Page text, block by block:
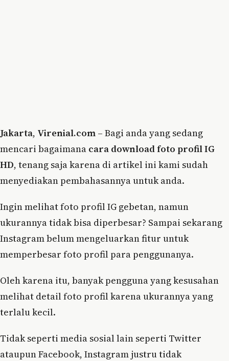
Jakarta, Virenial.com – Bagi anda yang sedang
mencari bagaimana cara download foto profil IG
HD, tenang saja karena di artikel ini kami sudah
menyediakan pembahasannya untuk anda.
Ingin melihat foto profil IG gebetan, namun
ukurannya tidak bisa diperbesar? Sampai sekarang
Instagram belum mengeluarkan fitur untuk
memperbesar foto profil para penggunanya.
Oleh karena itu, banyak pengguna yang kesusahan
melihat detail foto profil karena ukurannya yang
terlalu kecil.
Tidak seperti media sosial lain seperti Twitter
ataupun Facebook, Instagram justru tidak